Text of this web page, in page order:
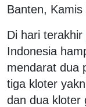
Banten,
Di hari terakhir
Indonesia
mendarat dua
tiga kloter
dan dua kloter